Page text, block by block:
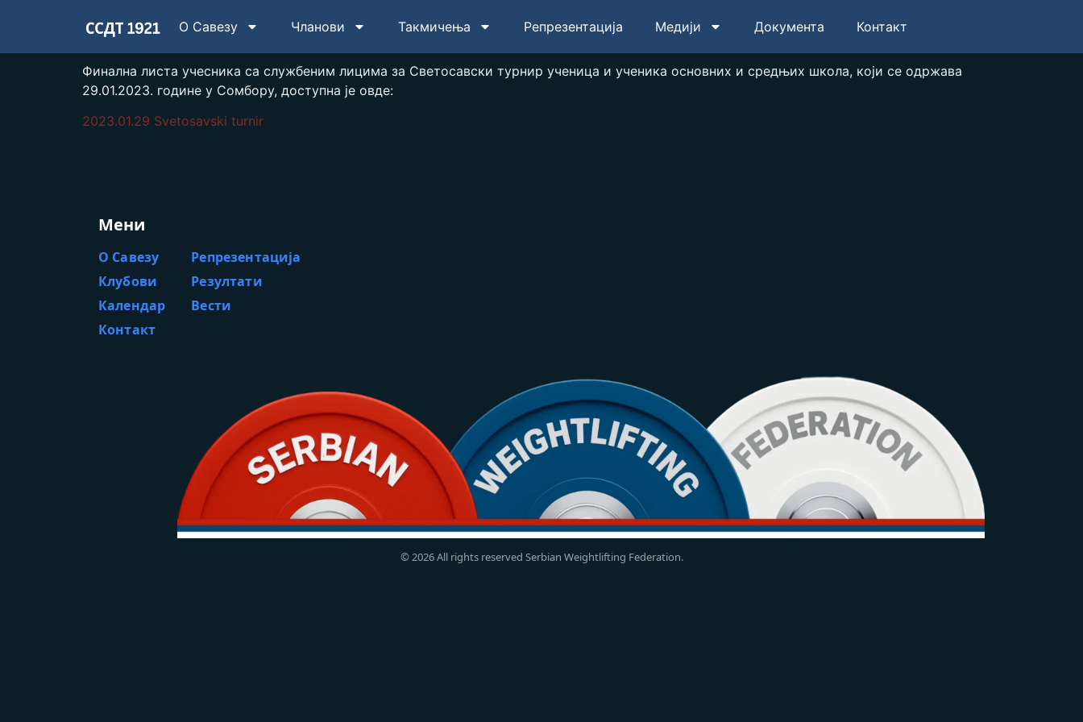
О Савезу Чланови Такмичења Репрезентација Медији Документа Контакт
Финална листа учесника са службеним лицима за Светосавски турнир ученица и ученика основних и средњих школа, који се одржава
29.01.2023. године у Сомбору, доступна је овде:
2023.01.29 Svetosavski turnir
Мени
О Савезу
Репрезентација
Клубови
Резултати
Календар
Вести
Контакт
© 2026 All rights reserved Serbian Weightlifting Federation.